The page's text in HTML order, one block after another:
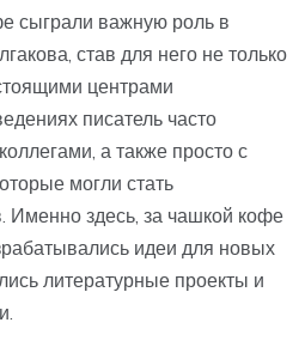
сыграли важную роль в
став для него не только
центрами
писатель часто
а также просто с
могли стать
Именно здесь, за чашкой кофе
идеи для новых
литературные проекты и